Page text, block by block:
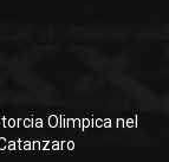
Olimpica nel